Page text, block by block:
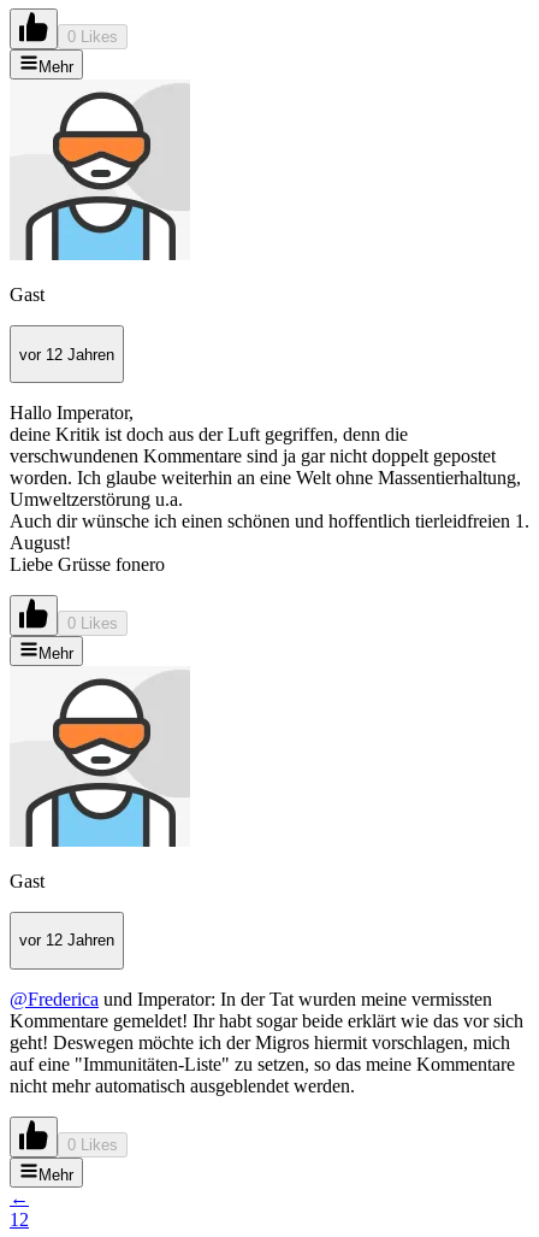
0 Likes
Mehr
Gast
vor 12 Jahren
Hallo Imperator,
deine Kritik ist doch aus der Luft gegriffen, denn die
verschwundenen Kommentare sind ja gar nicht doppelt gepostet
worden. Ich glaube weiterhin an eine Welt ohne Massentierhaltung,
Umweltzerstörung u.a.
Auch dir wünsche ich einen schönen und hoffentlich tierleidfreien 1.
August!
Liebe Grüsse fonero
0 Likes
Mehr
Gast
vor 12 Jahren
@Frederica und Imperator: In der Tat wurden meine vermissten
Kommentare gemeldet! Ihr habt sogar beide erklärt wie das vor sich
geht! Deswegen möchte ich der Migros hiermit vorschlagen, mich
auf eine "Immunitäten-Liste" zu setzen, so das meine Kommentare
nicht mehr automatisch ausgeblendet werden.
0 Likes
Mehr
←
1 2